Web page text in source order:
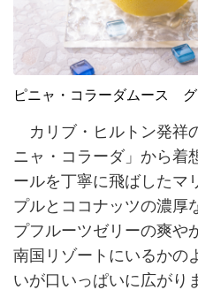
ピニャ・コラーダムース グ
カリブ・ヒルトン発祥
ニャ・コラーダ」から着
ールを丁寧に飛ばしたマ
プルとココナッツの濃厚
プフルーツゼリーの爽や
南国リゾートにいるかの
いが口いっぱいに広がり